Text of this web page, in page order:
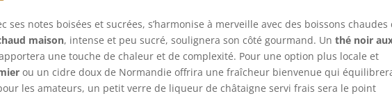
ses notes boisées et sucrées, s’harmonise à merveille avec des boissons chaudes
maison, intense et peu sucré, soulignera son côté gourmand. Unthé noir
une touche de chaleur et de complexité. Pour une option plus locale et
ou un cidre doux de Normandie offrira une fraîcheur bienvenue qui
les amateurs, un petit verre de liqueur de châtaigne servi frais sera le point